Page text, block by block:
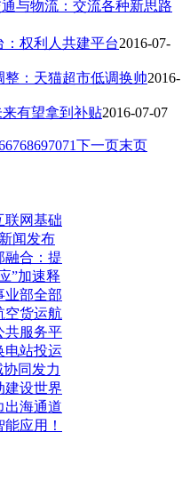
与物流：交流各种新思路
：权利人共建平台2016-07-
：天猫超市低调换帅2016-
有望拿到补贴2016-07-07
6768697071下一页末页
联网基础
闻发布
融合：提
”加速释
业部全部
空货运航
共服务平
电站投运
同发力
建设世界
出海通道
应用！